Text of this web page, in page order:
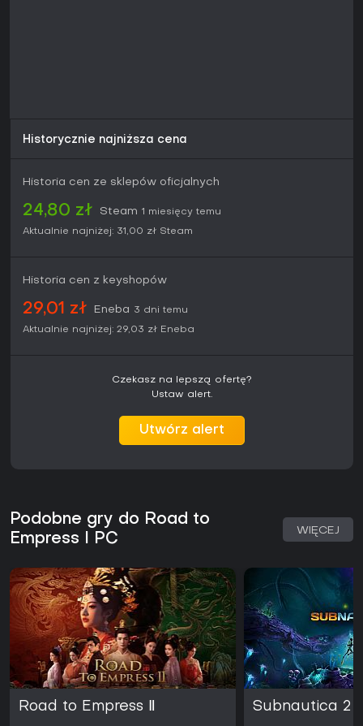
Historycznie najniższa cena
Historia cen ze sklepów oficjalnych
24,80 zł Steam 1 miesięcy temu
Aktualnie najniżej: 31,00 zł Steam
Historia cen z keyshopów
29,01 zł Eneba 3 dni temu
Aktualnie najniżej: 29,03 zł Eneba
Czekasz na lepszą ofertę?
Ustaw alert.
Utwórz alert
Podobne gry do Road to
Empress I PC
WIĘCEJ
Road to Empress Ⅱ Subnautica 2